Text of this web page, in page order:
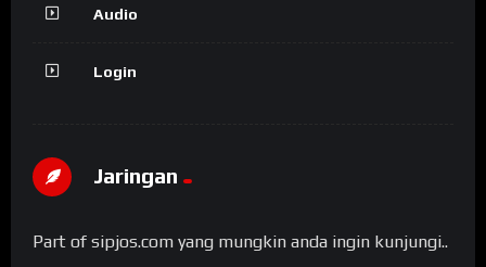
Audio
Login
Jaringan
Part of sipjos.com yang mungkin anda ingin kunjungi..